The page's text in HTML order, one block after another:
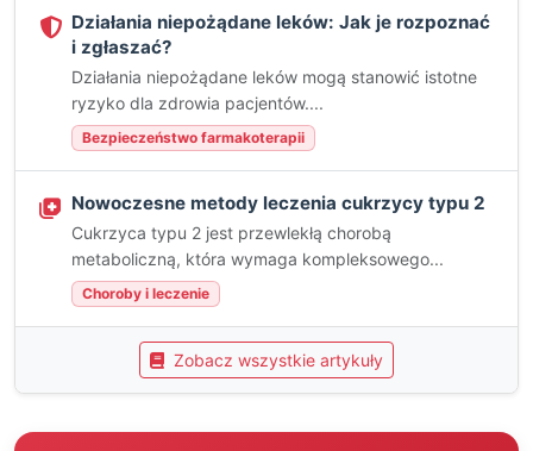
Działania niepożądane leków: Jak je rozpoznać
i zgłaszać?
Działania niepożądane leków mogą stanowić istotne
ryzyko dla zdrowia pacjentów....
Bezpieczeństwo farmakoterapii
Nowoczesne metody leczenia cukrzycy typu 2
Cukrzyca typu 2 jest przewlekłą chorobą
metaboliczną, która wymaga kompleksowego...
Choroby i leczenie
Zobacz wszystkie artykuły